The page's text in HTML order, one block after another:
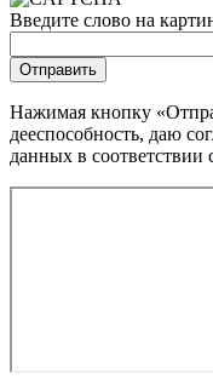
Введите слово на
Нажимая кнопку
дееспособность, даю
данных в соответствии